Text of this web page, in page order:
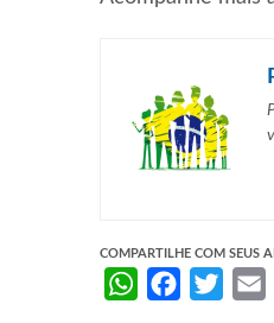
COMPARTILHE COM SEUS
WhatsAppFacebook
Twitter